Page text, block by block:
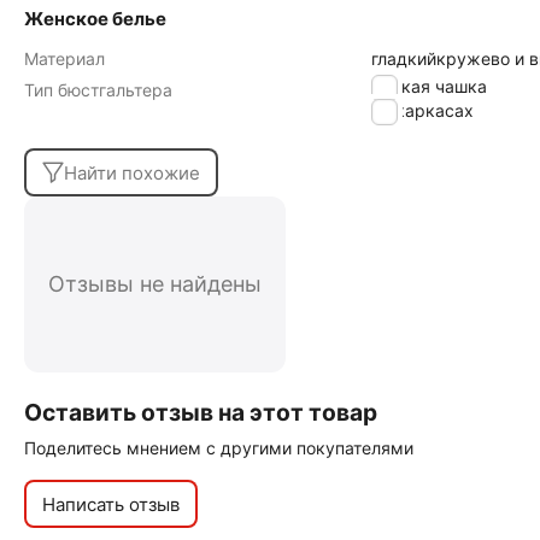
Женское белье
Материал гладкийкружево и
Тип бюстгальтера
мягкая чашка
на каркасах
Найти похожие
Отзывы не найдены
Оставить отзыв на этот товар
Поделитесь мнением с другими покупателями
Написать отзыв